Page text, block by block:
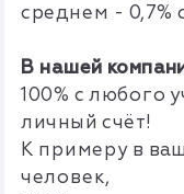
среднем - 0,7%
В нашей
100% с любого
личный счёт!
К примеру в
человек,